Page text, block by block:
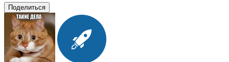
Поделиться